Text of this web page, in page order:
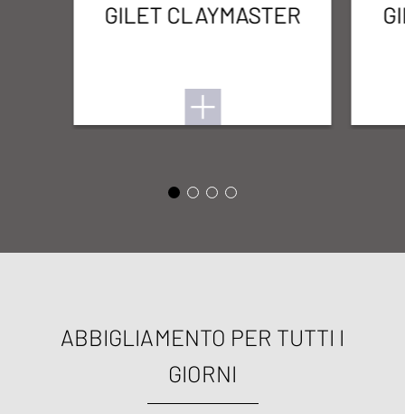
GILET CLAYMASTER
ABBIGLIAMENTO PER TUTTI I
GIORNI